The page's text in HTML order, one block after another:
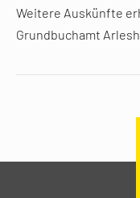
Weitere Auskünfte
Grundbuchamt